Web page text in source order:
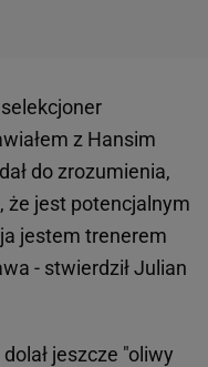
z Hansim
do zrozumienia,
że jest potencjalnym
jestem trenerem
- stwierdził Julian
dolał jeszcze "oliwy